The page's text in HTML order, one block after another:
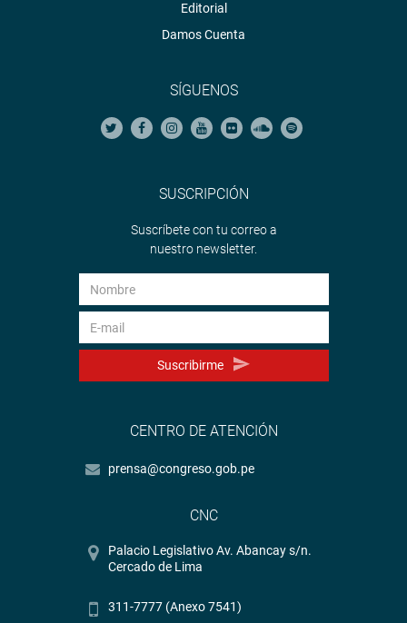
Editorial
Damos Cuenta
SÍGUENOS
SUSCRIPCIÓN
Suscríbete con tu correo a
nuestro newsletter.
Suscribirme
CENTRO DE ATENCIÓN
prensa@congreso.gob.pe
CNC
Palacio Legislativo Av. Abancay s/n.
Cercado de Lima
311-7777 (Anexo 7541)